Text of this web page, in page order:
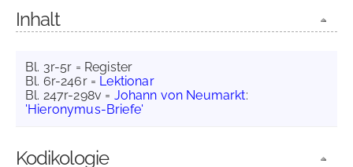
Inhalt
Bl. 3r-5r = Register
Bl. 6r-246r = Lektionar
Bl. 247r-298v = Johann von Neumarkt:
'Hieronymus-Briefe'
Kodikologie